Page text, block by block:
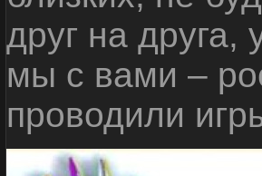
друг на
мы с вами –
проводили